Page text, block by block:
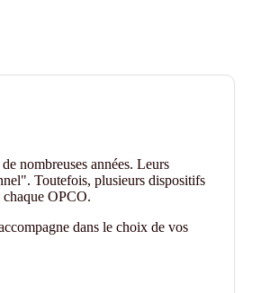
nombreuses années. Leurs
Toutefois, plusieurs dispositifs
chaque OPCO.
dans le choix de vos